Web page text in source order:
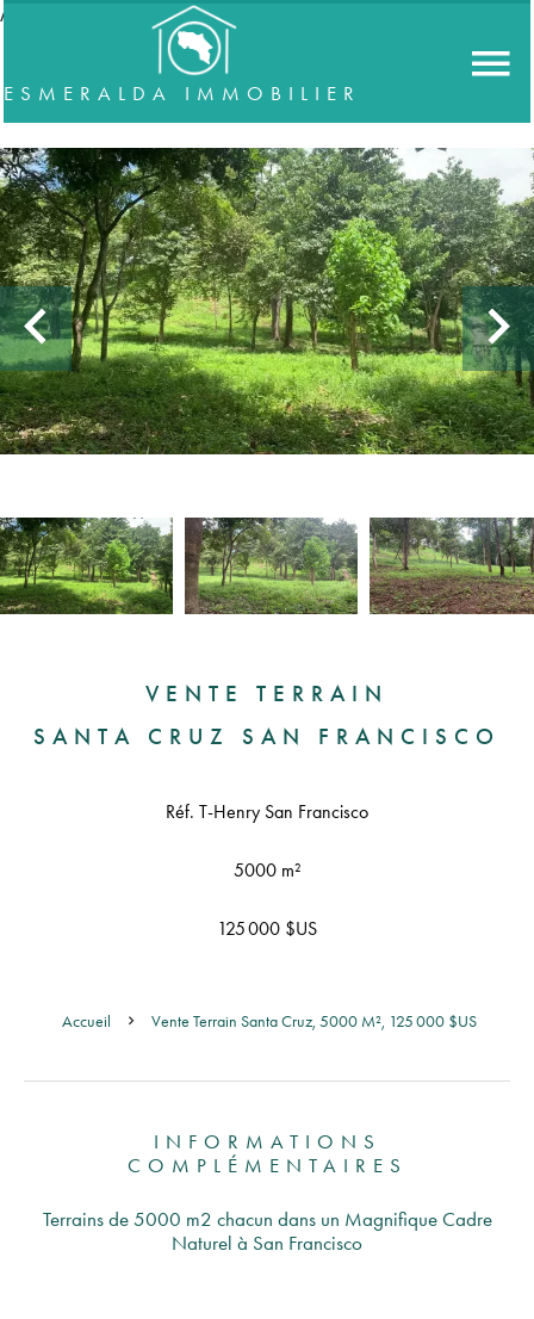
//accordeon
ESMERALDA IMMOBILIER
VENTE TERRAIN
SANTA CRUZ SAN FRANCISCO
Réf. T-Henry San Francisco
5000 m²
125 000 $US
Accueil Vente Terrain Santa Cruz, 5000 M², 125 000 $US
INFORMATIONS
COMPLÉMENTAIRES
Terrains de 5000 m2 chacun dans un Magnifique Cadre
Naturel à San Francisco